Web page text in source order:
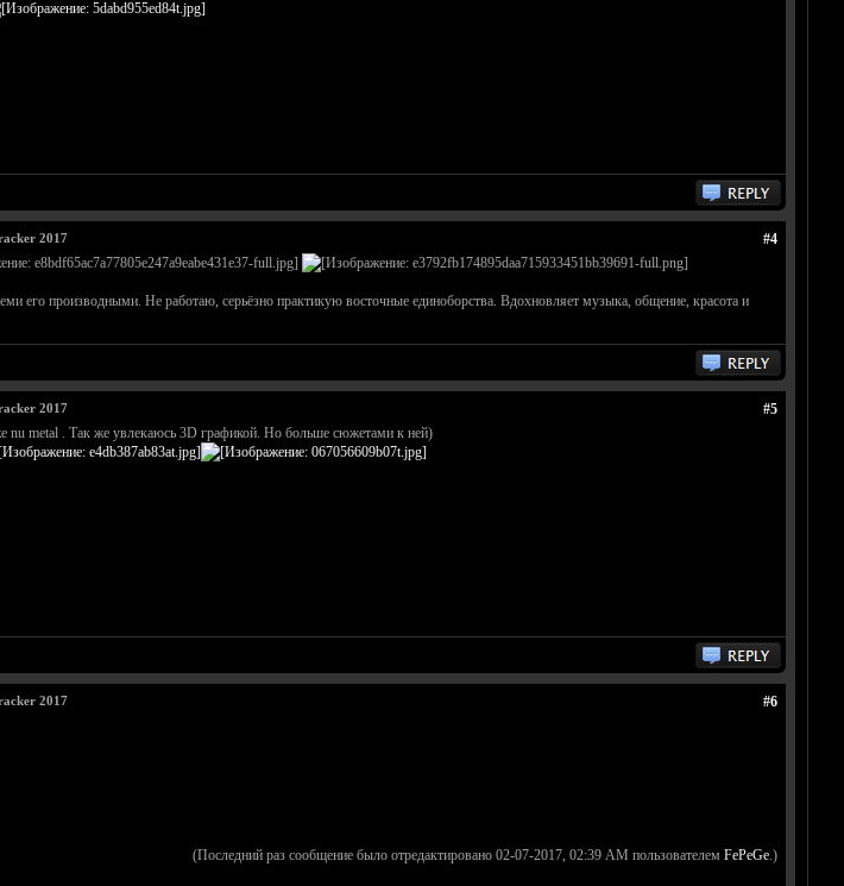
#4
2017
его производными. Не работаю, серьёзно практикую восточные единоборства. Вдохновляет музыка, общение, красота и
#5
2017
nu metal . Так же увлекаюсь 3D графикой. Но больше сюжетами к ней)
#6
2017
(Последний раз сообщение было отредактировано 02-07-2017, 02:39 AM пользователем FePeGe.)